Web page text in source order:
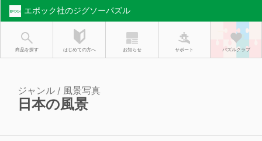
エポック社のジグソーパズル
商品を探す はじめての方へ お知らせ サポート パズルクラブ
ジャンル / 風景写真
日本の風景